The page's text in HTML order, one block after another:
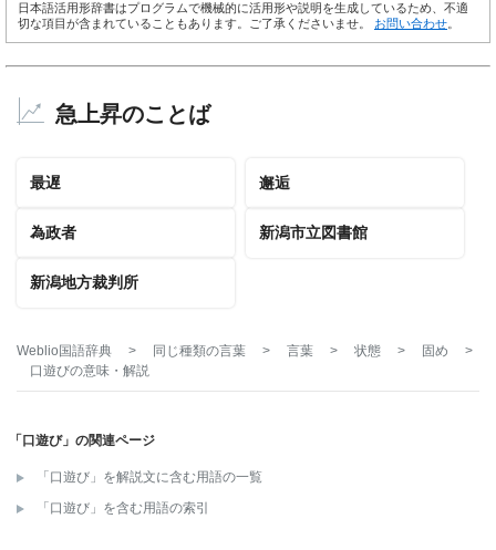
日本語活用形辞書はプログラムで機械的に活用形や説明を生成しているため、不適
切な項目が含まれていることもあります。ご了承くださいませ。 お問い合わせ
急上昇のことば
最遅 邂逅
為政者 新潟市立図書館
新潟地方裁判所
Weblio国語辞典 > 同じ種類の言葉 > 言葉 > 状態 > 固め
>
口遊びの意味・解説
「口遊び」の関連ページ
「口遊び」を解説文に含む用語の一覧
「口遊び」を含む用語の索引